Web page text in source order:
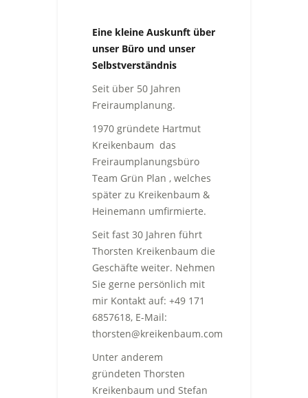
Eine kleine Auskunft über
unser Büro und unser
Selbstverständnis
Seit über 50 Jahren
Freiraumplanung.
1970 gründete Hartmut
Kreikenbaum das
Freiraumplanungsbüro
Team Grün Plan , welches
später zu Kreikenbaum &
Heinemann umfirmierte.
Seit fast 30 Jahren führt
Thorsten Kreikenbaum die
Geschäfte weiter. Nehmen
Sie gerne persönlich mit
mir Kontakt auf: +49 171
6857618, E-Mail:
thorsten@kreikenbaum.com
Unter anderem
gründeten Thorsten
Kreikenbaum und Stefan